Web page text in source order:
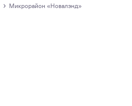
› Микрорайон «Новалэнд»